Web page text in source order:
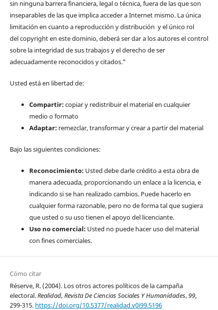
sin ninguna barrera financiera, legal o técnica, fuera de las que son
inseparables de las que implica acceder a Internet mismo. La única
limitación en cuanto a reproducción y distribución y el único rol
del copyright en este dominio, deberá ser dar a los autores el control
sobre la integridad de sus trabajos y el derecho de ser
adecuadamente reconocidos y citados."
Usted está en libertad de:
Compartir:copiar y redistribuir el material en cualquier
medio o formato
Adaptar:remezclar, transformar y crear a partir del material
Bajo las siguientes condiciones:
Reconocimiento:Usted debe darle crédito a esta obra de
manera adecuada, proporcionando un enlace a la licencia, e
indicando si se han realizado cambios. Puede hacerlo en
cualquier forma razonable, pero no de forma tal que sugiera
que usted o su uso tienen el apoyo del licenciante.
Uso no comercial:Usted no puede hacer uso del material
con fines comerciales.
Cómo citar
Réserve, R. (2004). Los otros actores políticos de la campaña
electoral.Realidad, Revista De Ciencias Sociales Y Humanidades,99,
299-315. https://doi.org/10.5377/realidad.v0i99.5196